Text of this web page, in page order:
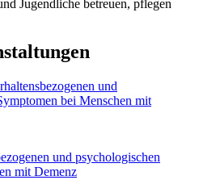
Jugendliche betreuen, pflegen
und psychologischen
mit Demenz